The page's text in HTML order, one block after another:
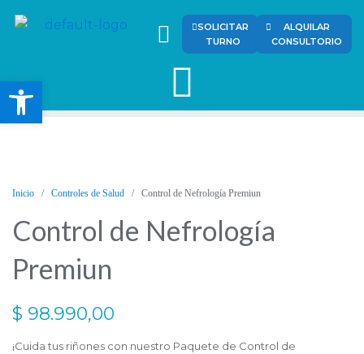
SOLICITAR
TURNO
ALQUILAR
CONSULTORIO
Inicio / Controles de Salud / Control de Nefrología Premiun
Control de Nefrología
Premiun
$ 98.990,00
¡Cuida tus riñones con nuestro Paquete de Control de
Abrir barra de